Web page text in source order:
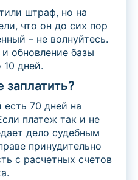
штраф, но на
что он до сих пор
– не волнуйтесь.
обновление базы
дней.
заплатить?
есть 70 дней на
платеж так и не
дело судебным
принудительно
с расчетных счетов